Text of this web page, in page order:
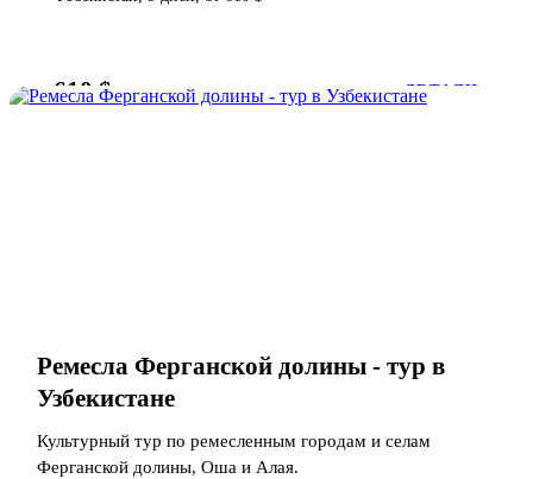
от610 $ ДЕТАЛИ
Ремесла Ферганской долины - тур в
Узбекистане
Культурный тур по ремесленным городам и селам
Ферганской долины, Оша и Алая.